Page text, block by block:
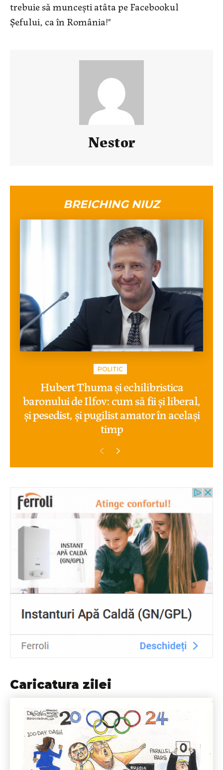
trebuie să munceşti atâta pe Facebookul
Şefului, ca în România!"
Nestor
BREICHING NIUZ
POLITIC
Hubert Thuma și echilibristica
baronului de Ilfov: cum să fii și liberal,
și pesedist, și pugilist amator în același
timp
Caricatura zilei